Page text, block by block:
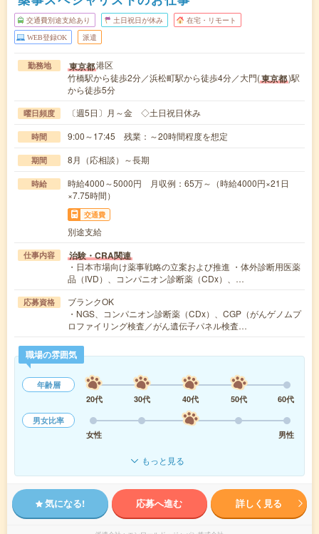
交通費別途支給あり 土日祝日が休み 在宅・リモート
WEB登録OK 派遣
勤務地 東京都港区
竹橋駅から徒歩2分／浜松町駅から徒歩4分／大門(東京都)駅
から徒歩5分
曜日頻度 〔週5日〕月～金 ◇土日祝日休み
時間 9:00～17:45 残業：～20時間程度を想定
期間 8月（応相談）～長期
時給
時給4000～5000円 月収例：65万～（時給4000円×21日
×7.75時間）
交通費
別途支給
仕事内容 治験・CRA関連
・日本市場向け薬事戦略の立案および推進 ・体外診断用医薬
品（IVD）、コンパニオン診断薬（CDx）、…
応募資格
ブランクOK
・NGS、コンパニオン診断薬（CDx）、CGP（がんゲノムプ
ロファイリング検査／がん遺伝子パネル検査…
職場の雰囲気
年齢層
20代
30代 40代 50代
60代
男女比率
女性
男性
もっと見る
気になる! 応募へ進む 詳しく見る